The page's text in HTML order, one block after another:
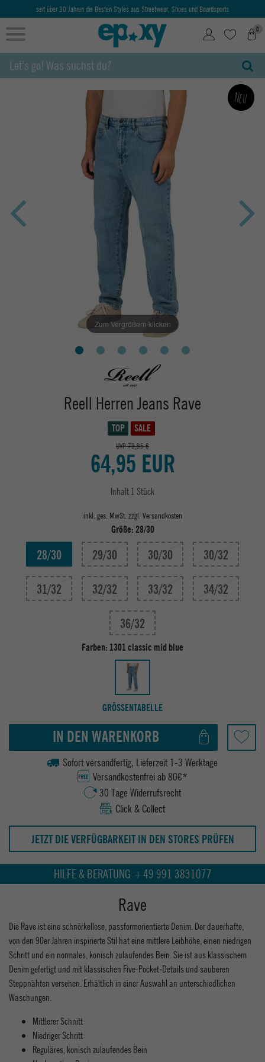
seit über 30 Jahren die Besten Styles aus Streetwear, Shoes und Boardsports
0
Zum Vergrößern klicken
Neu
Reell Herren Jeans Rave
TOP SALE
UVP 79,95 €
64,95 EUR
Inhalt 1 Stück
inkl. ges. MwSt. zzgl. Versandkosten
Größe:28/30
28/30 29/30 30/30 30/32
31/32 32/32 33/32 34/32
36/32
Farben: 1301 classic mid blue
GRÖSSENTABELLE
IN DEN WARENKORB
Sofort versandfertig, Lieferzeit 1-3 Werktage
Versandkostenfrei ab 80€*
30 Tage Widerrufsrecht
Click & Collect
JETZT DIE VERFÜGBARKEIT IN DEN STORES PRÜFEN
HILFE & BERATUNG +49 991 3831077
Rave
Die Rave ist eine schnörkellose, passformorientierte Denim. Der dauerhafte,
von den 90er Jahren inspirierte Stil hat eine mittlere Leibhöhe, einen niedrigen
Schritt und ein normales, konisch zulaufendes Bein. Sie ist aus klassischem
Denim gefertigt und mit klassischen Five-Pocket-Details und sauberen
Steppnähten versehen. Erhältlich in einer Auswahl an unterschiedlichen
Waschungen.
Mittlerer Schnitt
Niedriger Schritt
Reguläres, konisch zulaufendes Bein